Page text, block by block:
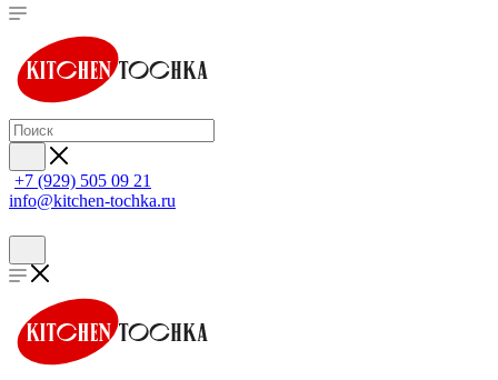
+7 (929) 505 09 21
info@kitchen-tochka.ru